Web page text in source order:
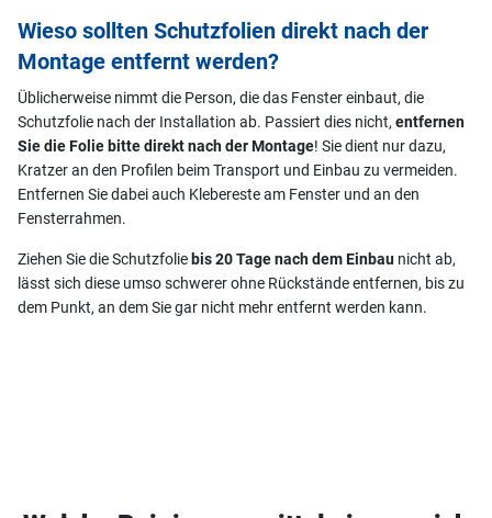
Wieso sollten Schutzfolien direkt nach der
Montage entfernt werden?
Üblicherweise nimmt die Person, die das Fenster einbaut, die
Schutzfolie nach der Installation ab. Passiert dies nicht, entfernen
Sie die Folie bitte direkt nach der Montage! Sie dient nur dazu,
Kratzer an den Profilen beim Transport und Einbau zu vermeiden.
Entfernen Sie dabei auch Klebereste am Fenster und an den
Fensterrahmen.
Ziehen Sie die Schutzfolie bis 20 Tage nach dem Einbau nicht ab,
lässt sich diese umso schwerer ohne Rückstände entfernen, bis zu
dem Punkt, an dem Sie gar nicht mehr entfernt werden kann.